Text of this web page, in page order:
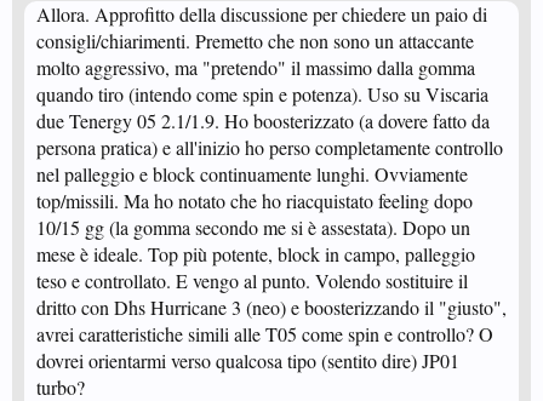
Allora. Approfitto della discussione per chiedere un paio di
consigli/chiarimenti. Premetto che non sono un attaccante
molto aggressivo, ma "pretendo" il massimo dalla gomma
quando tiro (intendo come spin e potenza). Uso su Viscaria
due Tenergy 05 2.1/1.9. Ho boosterizzato (a dovere fatto da
persona pratica) e all'inizio ho perso completamente controllo
nel palleggio e block continuamente lunghi. Ovviamente
top/missili. Ma ho notato che ho riacquistato feeling dopo
10/15 gg (la gomma secondo me si è assestata). Dopo un
mese è ideale. Top più potente, block in campo, palleggio
teso e controllato. E vengo al punto. Volendo sostituire il
dritto con Dhs Hurricane 3 (neo) e boosterizzando il "giusto",
avrei caratteristiche simili alle T05 come spin e controllo? O
dovrei orientarmi verso qualcosa tipo (sentito dire) JP01
turbo?